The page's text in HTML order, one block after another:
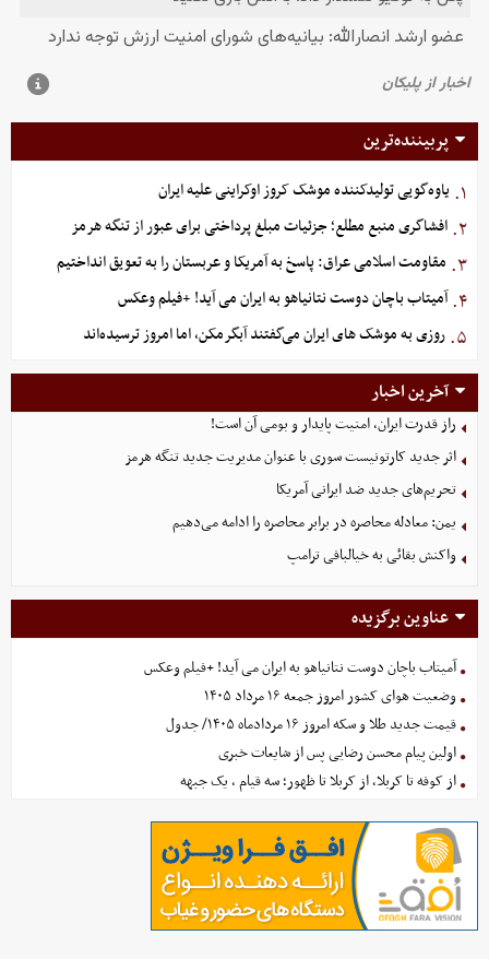
پربیننده‌ترین
۱. یاوه‌گویی تولیدکننده موشک کروز اوکراینی علیه ایران
۲. افشاگری منبع مطلع؛ جزئیات مبلغ پرداختی برای عبور از تنگه هرمز
۳. مقاومت اسلامی عراق: پاسخ به آمریکا و عربستان را به تعویق انداختیم
۴. آمیتاب باچان دوست نتانیاهو به ایران می آید! +فیلم وعکس
۵. روزی به موشک‌ های ایران می‌گفتند آبگرمکن، اما امروز ترسیده‌اند
آخرین اخبار
راز قدرت ایران، امنیت پایدار و بومی آن است!
اثر جدید کارتونیست سوری با عنوان مدیریت جدید تنگه هرمز
تحریم‌های جدید ضد ایرانی آمریکا
یمن: معادله محاصره در برابر محاصره را ادامه می‌دهیم
واکنش بقائی به خیالبافی ترامپ
عناوین برگزیده
آمیتاب باچان دوست نتانیاهو به ایران می آید! +فیلم وعکس
وضعیت هوای کشور امروز جمعه ۱۶ مرداد ۱۴۰۵
قیمت جدید طلا و سکه امروز ۱۶ مردادماه ۱۴۰۵/ جدول
اولین پیام محسن رضایی پس از شایعات خبری
از کوفه تا کربلا، از کربلا تا ظهور؛ سه قیام ، یک جبهه